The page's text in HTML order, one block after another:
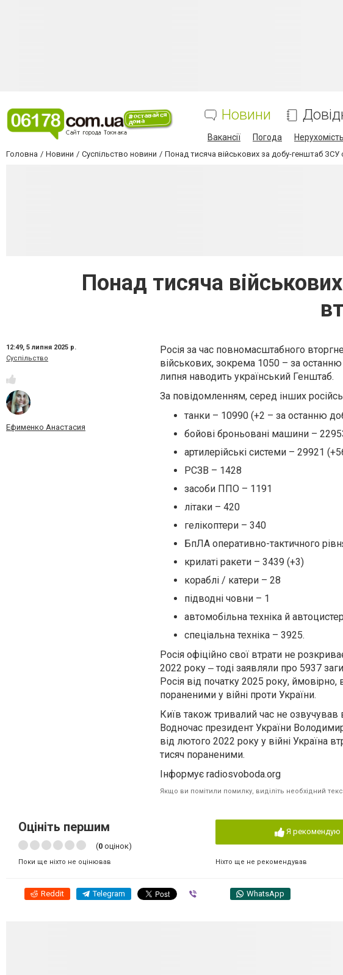
Новини
Вакансії Погода Нерухомість
Головна Новини Суспільство новини Понад тисяча військових за добу-генштаб ЗСУ
Понад тисяча
12:49, 5 липня 2025 р.
Суспільство
Ефименко Анастасия
Росія за час повномасштабного
військових, зокрема 1050 – за останню
липня наводить український Генштаб.
За повідомленням, серед інших
танки – 10990 (+2 – за останню
бойові броньовані машини –
артилерійські системи – 29921
РСЗВ – 1428
засоби ППО – 1191
літаки – 420
гелікоптери – 340
БпЛА оперативно-тактичного
крилаті ракети – 3439 (+3)
кораблі / катери – 28
підводні човни – 1
автомобільна техніка й
спеціальна техніка – 3925.
Росія офіційно свої втрати не
2022 року ‒ тоді заявляли про 5937
Росія від початку 2025 року,
пораненими у війні проти України.
Київ також тривалий час не озвучував
Водночас президент України
від лютого 2022 року у війні Україна
тисяч пораненими.
Інформує radiosvoboda.org
Якщо ви помітили помилку, виділіть необхідний
Оцініть першим
(0 оцінок)
Поки ще ніхто не оцінював
Я рекомендую
Ніхто ще не рекомендував
Reddit Telegram WhatsApp